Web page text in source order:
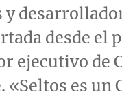
y
desde el
ejecutivo de
es un